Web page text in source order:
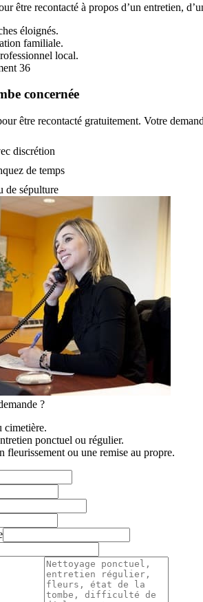
être recontacté à propos d’un entretien,
éloignés.
familiale.
local.
36
concernée
être recontacté gratuitement. Votre
discrétion
de temps
de sépulture
?
cimetière.
ponctuel ou régulier.
fleurissement ou une remise au propre.